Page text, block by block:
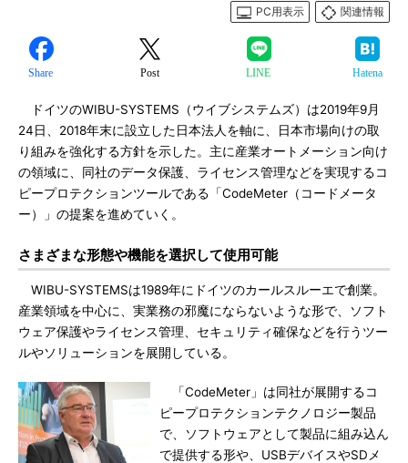
PC用表示
関連情報
Share Post LINE Hatena
ドイツのWIBU-SYSTEMS（ウイブシステムズ）は2019年9月
24日、2018年末に設立した日本法人を軸に、日本市場向けの取
り組みを強化する方針を示した。主に産業オートメーション向け
の領域に、同社のデータ保護、ライセンス管理などを実現するコ
ピープロテクションツールである「CodeMeter（コードメータ
ー）」の提案を進めていく。
さまざまな形態や機能を選択して使用可能
WIBU-SYSTEMSは1989年にドイツのカールスルーエで創業。
産業領域を中心に、実業務の邪魔にならないような形で、ソフト
ウェア保護やライセンス管理、セキュリティ確保などを行うツー
ルやソリューションを展開している。
「CodeMeter」は同社が展開するコ
ピープロテクションテクノロジー製品
で、ソフトウェアとして製品に組み込ん
で提供する形や、USBデバイスやSDメ